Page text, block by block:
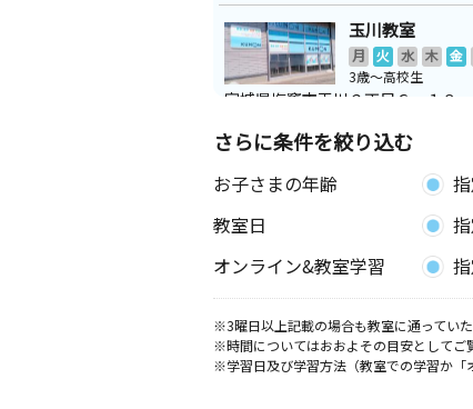
玉川教室
月 火 水 木 金
3歳～高校生
宮城県塩竈市玉川２丁目６－１８
下馬２丁目教室
木 金
2歳～高校生
宮城県多賀城市下馬２丁目１１－１
菅谷台教室
月 火 水 木 金
2歳～高校生
宮城県宮城郡利府町菅谷台４丁目
さらに条件を絞り込む
お子さまの年齢
教室日
オンライン&教室学習
※3曜日以上記載の場合も教室に通っていた
※時間についてはおおよその目安としてご
※学習日及び学習方法（教室での学習か「